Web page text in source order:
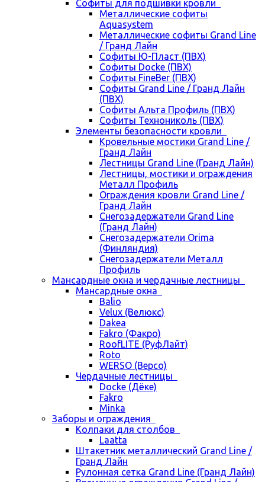
Cофиты для подшивки кровли
Металлические софиты
Aquasystem
Металлические софиты Grand Line
/ Гранд Лайн
Софиты Ю-Пласт (ПВХ)
Софиты Docke (ПВХ)
Софиты FineBer (ПВХ)
Софиты Grand Line / Гранд Лайн
(ПВХ)
Софиты Альта Профиль (ПВХ)
Софиты Технониколь (ПВХ)
Элементы безопасности кровли
Кровельные мостики Grand Line /
Гранд Лайн
Лестницы Grand Line (Гранд Лайн)
Лестницы, мостики и ограждения
Металл Профиль
Ограждения кровли Grand Line /
Гранд Лайн
Снегозадержатели Grand Line
(Гранд Лайн)
Снегозадержатели Orima
(Финляндия)
Снегозадержатели Металл
Профиль
Мансардные окна и чердачные лестницы
Мансардные окна
Balio
Velux (Велюкс)
Dakea
Fakro (Факро)
RoofLITE (РуфЛайт)
Roto
WERSO (Версо)
Чердачные лестницы
Docke (Дёке)
Fakro
Minka
Заборы и ограждения
Колпаки для столбов
Laatta
Штакетник металлический Grand Line /
Гранд Лайн
Рулонная сетка Grand Line (Гранд Лайн)